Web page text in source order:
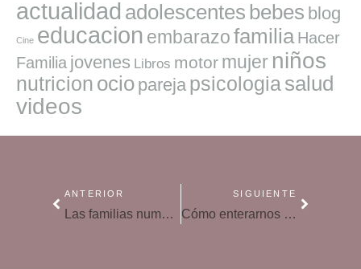
actualidad adolescentes bebes blog
Cine educacion embarazofamilia Hacer
Familia jovenes Libros motor mujer niños
nutricion ocio pareja psicologiasalud
videos
ANTERIOR
Las familias numerosas piden más ayuda por hijo durante los ERTE
SIGUIENTE
Cómo enterarnos de lo que les pasa a nuestros hijos